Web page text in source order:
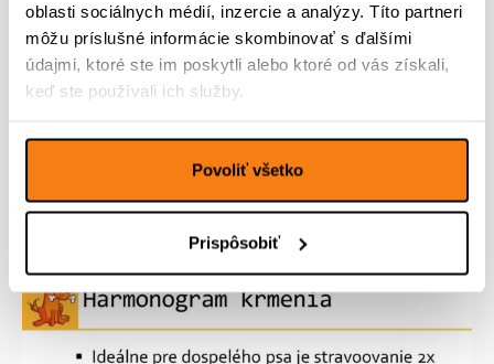
oblasti sociálnych médií, inzercie a analýzy. Títo partneri
môžu príslušné informácie skombinovať s ďalšími
údajmi, ktoré ste im poskytli alebo ktoré od vás získali,
keď ste používali ich služby.
Povoliť všetko
Prispôsobiť